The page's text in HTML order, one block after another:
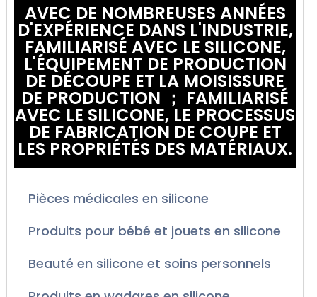
AVEC DE NOMBREUSES ANNÉES
D'EXPÉRIENCE DANS L'INDUSTRIE,
FAMILIARISÉ AVEC LE SILICONE,
L'ÉQUIPEMENT DE PRODUCTION
DE DÉCOUPE ET LA MOISISSURE
DE PRODUCTION ； FAMILIARISÉ
AVEC LE SILICONE, LE PROCESSUS
DE FABRICATION DE COUPE ET
LES PROPRIÉTÉS DES MATÉRIAUX.
Pièces médicales en silicone
Produits pour bébé et jouets en silicone
Beauté en silicone et soins personnels